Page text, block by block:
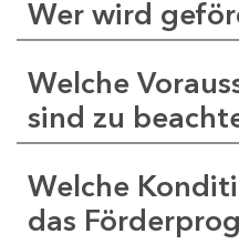
Wer wird
Welche
sind zu
Welche
das